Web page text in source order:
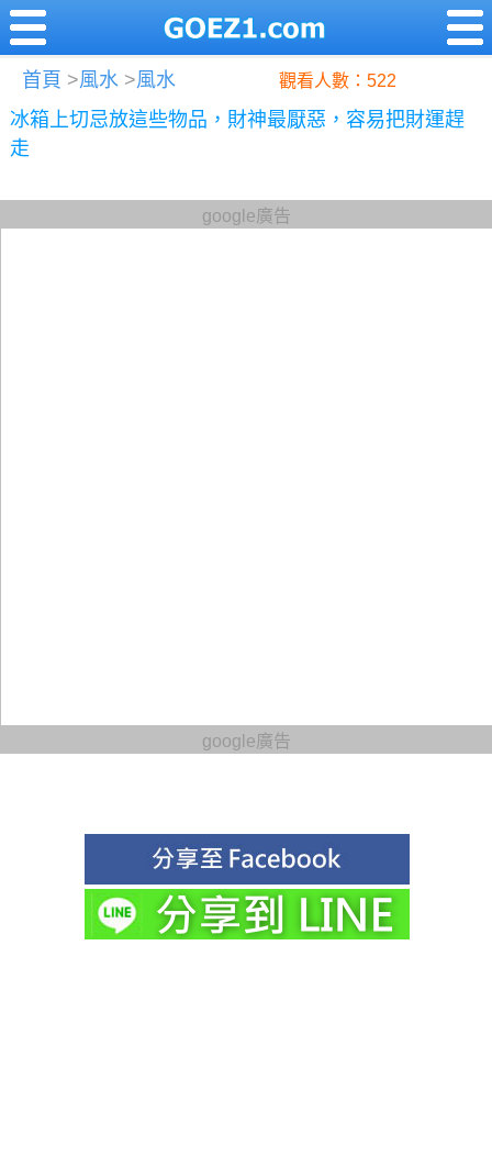
首頁 >風水 >風水 觀看人數：522
冰箱上切忌放這些物品，財神最厭惡，容易把財運趕
走
google廣告
google廣告